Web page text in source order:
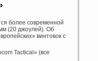
более современной
(20 джоулей). Об
винтовок с
Tactical» (все